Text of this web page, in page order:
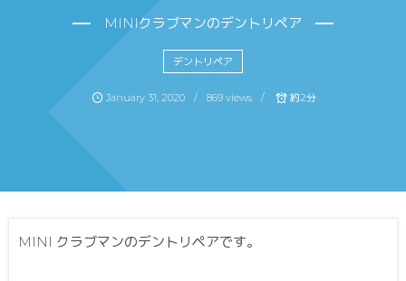
MINIクラブマンのデントリペア
デントリペア
January 31 2020 869 views 約2分
MINI クラブマンのデントリペアです。